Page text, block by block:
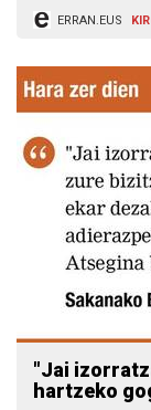
ERRAN.EUS
"Jai
hartzeko